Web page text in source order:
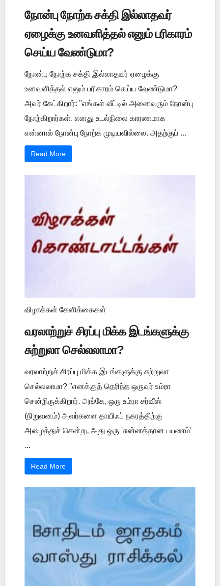
நோன்பு நோற்க சக்தி இல்லாதவர்
ஏழைக்கு உனவளித்தல் எனும் பரிகாரம்
செய்ய வேண்டுமா?
நோன்பு நோற்க சக்தி இல்லாதவர் ஏழைக்கு
உனவளித்தல் எனும் பரிகாரம் செய்ய வேண்டுமா?
அவர் கேட்கிறார்: "எங்கள் வீட்டில் அனைவரும் நோன்பு
நோற்கிறார்கள். எனது உடல்நிலை காரணமாக
என்னால் நோன்பு நோற்க முடியவில்லை. அதற்குப் ...
Read More
விழாக்கள் கேளிக்கைகள்
வரலாற்றுச் சிரப்பு மிக்க இடங்களுக்கு
சுற்றுலா செல்லலாமா?
வரலாற்றுச் சிரப்பு மிக்க இடங்களுக்கு சுற்றுலா
செல்லலாமா? "எனக்குத் தெரிந்த ஒருவர் உம்ரா
சென்றிருக்கிறார். அங்கே, ஒரு உம்ரா சர்வீஸ்
(நிறுவனம்) அவர்களை தாயிஃப் நகரத்திற்கு
அழைத்துச் சென்று, அது ஒரு 'சுன்னத்தான பயணம்'
...
Read More